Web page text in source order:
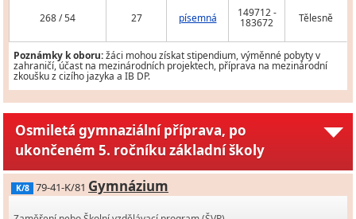
268 / 54 27 písemná 149712 -
183672 Tělesně
Poznámky k oboru:žáci mohou získat stipendium, výměnné pobyty v
zahraničí, účast na mezinárodních projektech, příprava na mezinárodní
zkoušku z cizího jazyka a IB DP.
Osmiletá gymnaziální příprava, po
ukončeném 5. ročníku základní školy
K/8 79-41-K/81 Gymnázium